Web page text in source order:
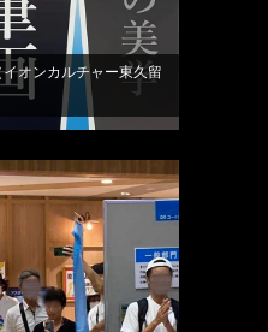
オンカルチャー東久留